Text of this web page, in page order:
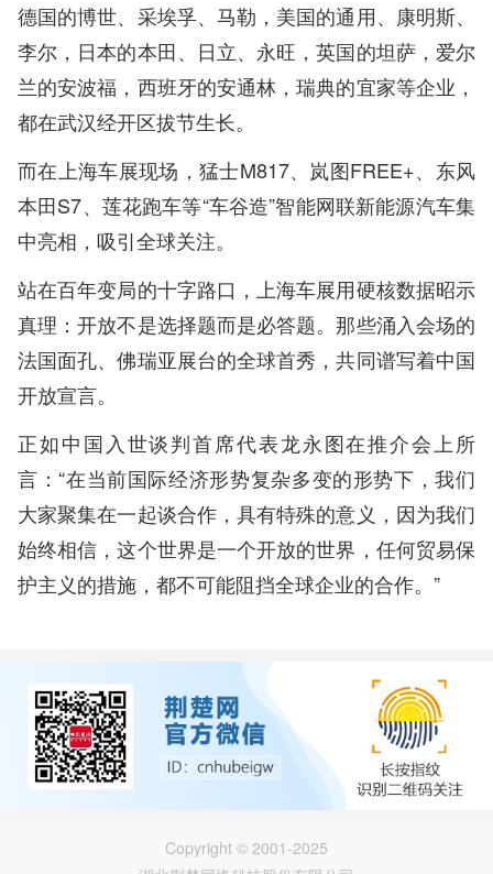
德国的博世、采埃孚、马勒，美国的通用、康明斯、
李尔，日本的本田、日立、永旺，英国的坦萨，爱尔
兰的安波福，西班牙的安通林，瑞典的宜家等企业，
都在武汉经开区拔节生长。
而在上海车展现场，猛士M817、岚图FREE+、东风
本田S7、莲花跑车等“车谷造”智能网联新能源汽车集
中亮相，吸引全球关注。
站在百年变局的十字路口，上海车展用硬核数据昭示
真理：开放不是选择题而是必答题。那些涌入会场的
法国面孔、佛瑞亚展台的全球首秀，共同谱写着中国
开放宣言。
正如中国入世谈判首席代表龙永图在推介会上所
言：“在当前国际经济形势复杂多变的形势下，我们
大家聚集在一起谈合作，具有特殊的意义，因为我们
始终相信，这个世界是一个开放的世界，任何贸易保
护主义的措施，都不可能阻挡全球企业的合作。”
Copyright © 2001-2025